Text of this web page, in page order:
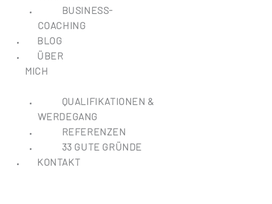
BUSINESS-
COACHING
BLOG
ÜBER
MICH
QUALIFIKATIONEN &
WERDEGANG
REFERENZEN
33 GUTE GRÜNDE
KONTAKT